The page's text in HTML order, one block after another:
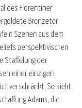
des Florentiner
Bronzetor
Szenen aus dem
perspektivischen
Staffelung der
einer einzigen
verschränkt. So sieht
Adams, die